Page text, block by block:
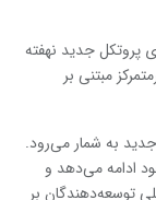
پروتکل جدید نهفته
مبتنی بر
به شمار می‌رود.
ادامه می‌دهد و
توسعه‌دهندگان بر